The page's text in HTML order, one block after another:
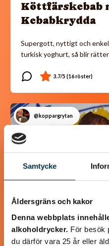
Samtycke
Åldersgräns och kakor
Denna webbplats
alkoholdrycker. För besök
du därför vara 25 år eller
Köttfärskebab
Kebabkrydda
Supergott, nyttigt och
turkisk yoghurt, så blir
@koppargrytan